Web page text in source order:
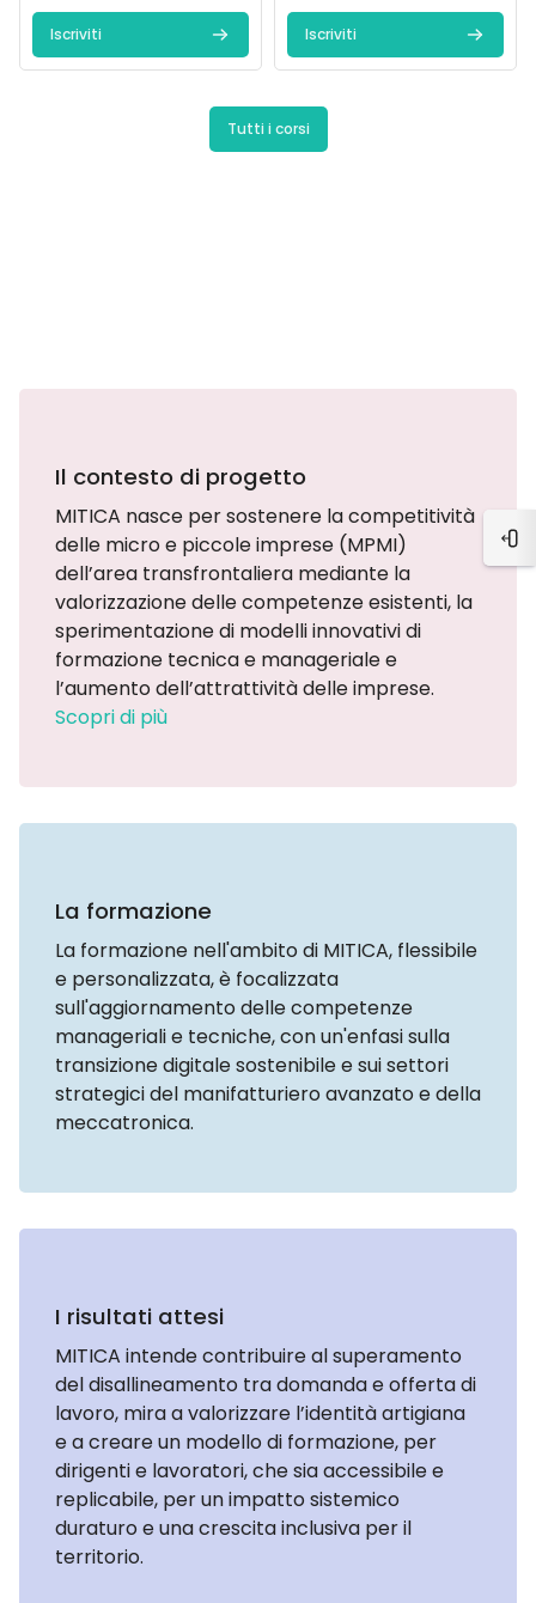
Iscriviti Iscriviti
Tutti i corsi
Il contesto di progetto
MITICA nasce per sostenere la competitività
delle micro e piccole imprese (MPMI)
dell’area transfrontaliera mediante la
valorizzazione delle competenze esistenti, la
sperimentazione di modelli innovativi di
formazione tecnica e manageriale e
l’aumento dell’attrattività delle imprese.
Scopri di più
La formazione
La formazione nell'ambito di MITICA, flessibile
e personalizzata, è focalizzata
sull'aggiornamento delle competenze
manageriali e tecniche, con un'enfasi sulla
transizione digitale sostenibile e sui settori
strategici del manifatturiero avanzato e della
meccatronica.
I risultati attesi
MITICA intende contribuire al superamento
del disallineamento tra domanda e offerta di
lavoro, mira a valorizzare l’identità artigiana
e a creare un modello di formazione, per
dirigenti e lavoratori, che sia accessibile e
replicabile, per un impatto sistemico
duraturo e una crescita inclusiva per il
territorio.